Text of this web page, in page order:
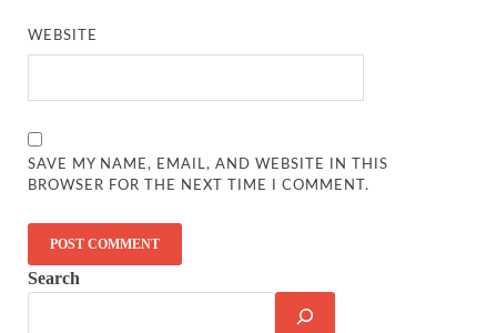
WEBSITE
SAVE MY NAME, EMAIL, AND WEBSITE IN THIS
BROWSER FOR THE NEXT TIME I COMMENT.
Search